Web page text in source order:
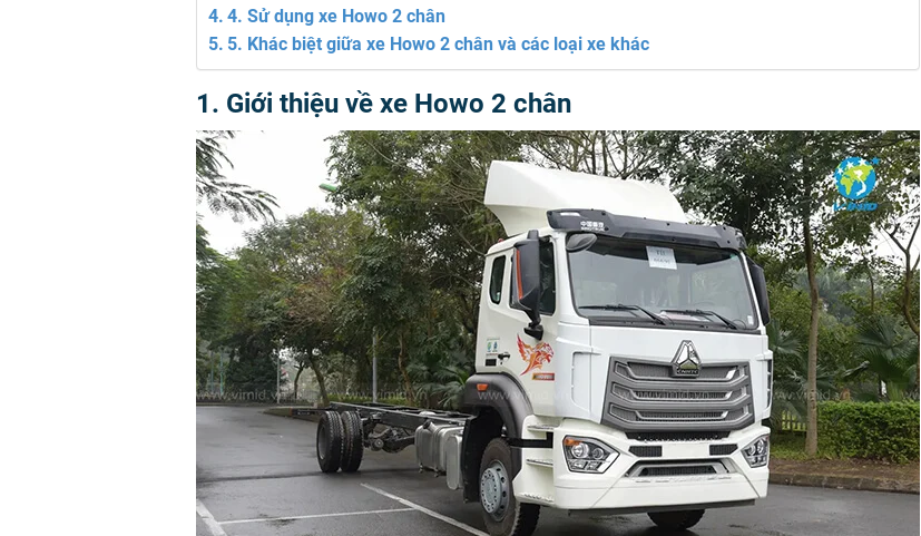
4. Sử dụng xe Howo 2 chân
5. Khác biệt giữa xe Howo 2 chân và các loại xe khác
1. Giới thiệu về xe Howo 2 chân